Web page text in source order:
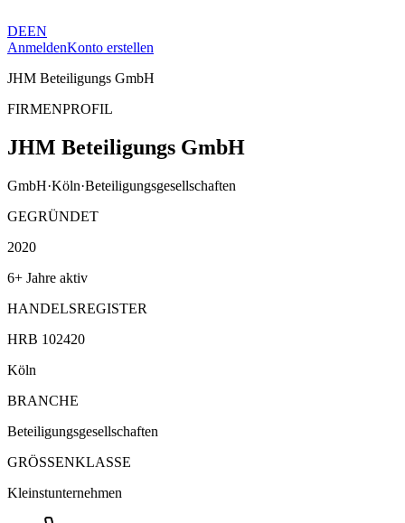
DEEN
AnmeldenKonto erstellen
JHM Beteiligungs GmbH
FIRMENPROFIL
JHM Beteiligungs GmbH
GmbH·Köln·Beteiligungsgesellschaften
GEGRÜNDET
2020
6+ Jahre aktiv
HANDELSREGISTER
HRB 102420
Köln
BRANCHE
Beteiligungsgesellschaften
GRÖSSENKLASSE
Kleinstunternehmen